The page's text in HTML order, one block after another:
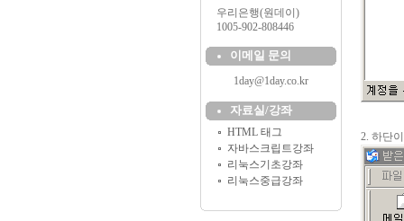
우리은행(원데이)
1005-902-808446
이메일 문의
1day@1day.co.kr
자료실/강좌
HTML 태그
자바스크립트강좌
리눅스기초강좌
리눅스중급강좌
2. 하단